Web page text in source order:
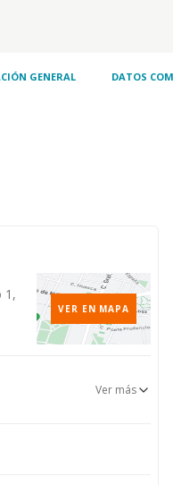
GENERAL DATOS
1,
VER EN MAPA
Ver más